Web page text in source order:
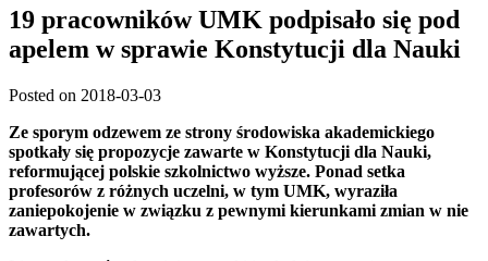
19 pracowników UMK podpisało się pod
apelem w sprawie Konstytucji dla Nauki
Posted on 2018-03-03
Ze sporym odzewem ze strony środowiska akademickiego
spotkały się propozycje zawarte w Konstytucji dla Nauki,
reformującej polskie szkolnictwo wyższe. Ponad setka
profesorów z różnych uczelni, w tym UMK, wyraziła
zaniepokojenie w związku z pewnymi kierunkami zmian w nie
zawartych.